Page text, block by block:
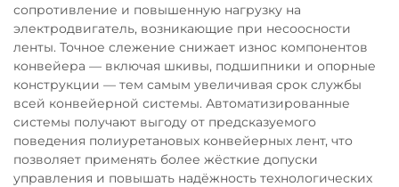
сопротивление и повышенную нагрузку на
электродвигатель, возникающие при несоосности
ленты. Точное слежение снижает износ компонентов
конвейера — включая шкивы, подшипники и опорные
конструкции — тем самым увеличивая срок службы
всей конвейерной системы. Автоматизированные
системы получают выгоду от предсказуемого
поведения полиуретановых конвейерных лент, что
позволяет применять более жёсткие допуски
управления и повышать надёжность технологических